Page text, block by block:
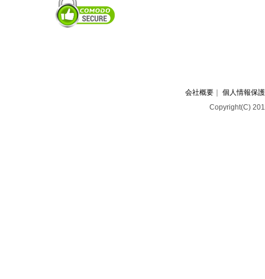
会社概要 ｜
個人情報保
Copyright(C)